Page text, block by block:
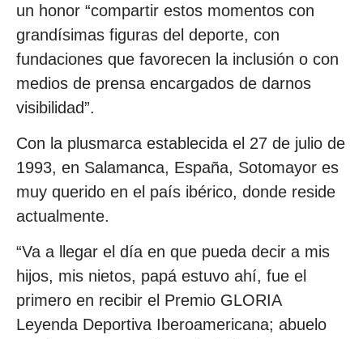
un honor “compartir estos momentos con
grandísimas figuras del deporte, con
fundaciones que favorecen la inclusión o con
medios de prensa encargados de darnos
visibilidad”.
Con la plusmarca establecida el 27 de julio de
1993, en Salamanca, España, Sotomayor es
muy querido en el país ibérico, donde reside
actualmente.
“Va a llegar el día en que pueda decir a mis
hijos, mis nietos, papá estuvo ahí, fue el
primero en recibir el Premio GLORIA
Leyenda Deportiva Iberoamericana; abuelo